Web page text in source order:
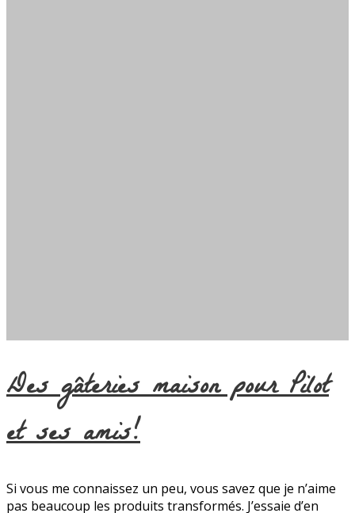
Des gâteries maison pour Pilot
et ses amis!
Si vous me connaissez un peu, vous savez que je n’aime
pas beaucoup les produits transformés. J’essaie d’en